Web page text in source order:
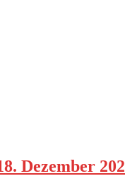
Dezember